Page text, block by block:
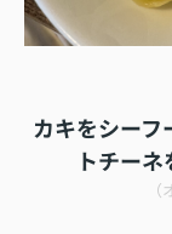
カキをシーフ
トチー